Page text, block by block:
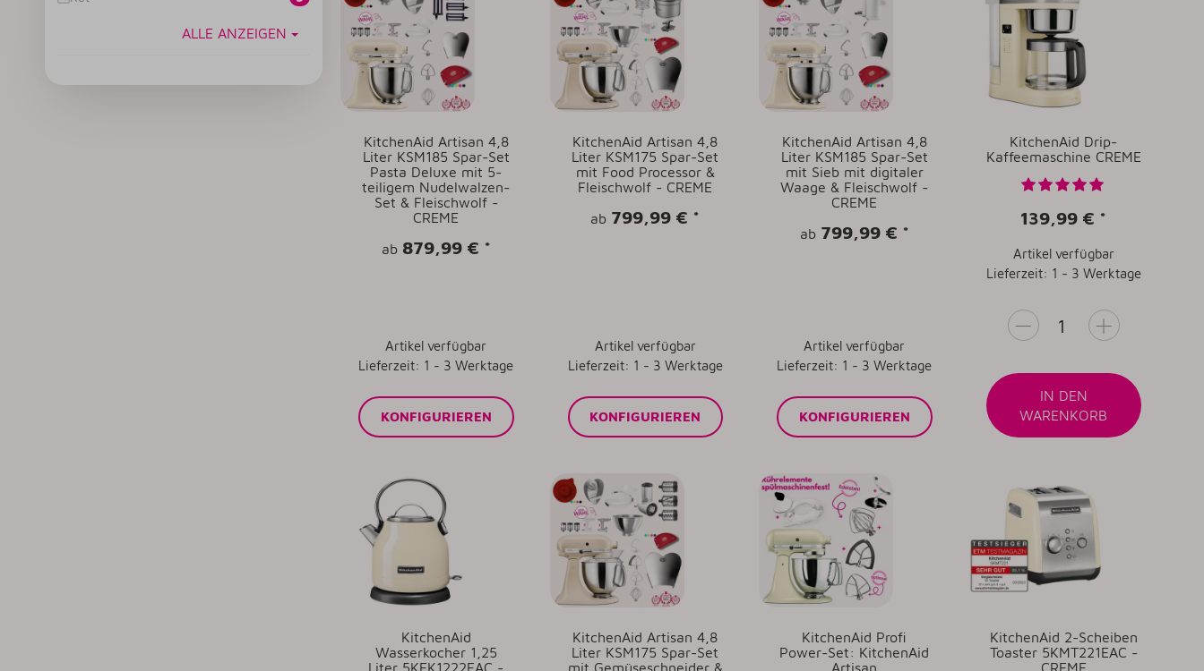
KitchenAid Artisan 4,8
Liter KSM185 Spar-Set
Pasta Deluxe mit 5-
teiligem Nudelwalzen-
Set & Fleischwolf -
CREME
ab 879,99 € *
Artikel verfügbar
Lieferzeit: 1 - 3 Werktage
KONFIGURIEREN
KitchenAid Artisan 4,8
Liter KSM175 Spar-Set
mit Food Processor &
Fleischwolf - CREME
ab 799,99 € *
Artikel verfügbar
Lieferzeit: 1 - 3 Werktage
KONFIGURIEREN
KitchenAid Artisan 4,8
Liter KSM185 Spar-Set
mit Sieb mit digitaler
Waage & Fleischwolf -
CREME
ab 799,99 € *
Artikel verfügbar
Lieferzeit: 1 - 3 Werktage
KONFIGURIEREN
KitchenAid Drip-
Kaffeemaschine CREME
139,99 € *
Artikel verfügbar
Lieferzeit: 1 - 3 Werktage
IN DEN
WARENKORB
KitchenAid
Wasserkocher 1,25
Liter 5KEK1222EAC -
KitchenAid Artisan 4,8
Liter KSM175 Spar-Set
mit Gemüseschneider &
KitchenAid Profi
Power-Set: KitchenAid
Artisan
KitchenAid 2-Scheiben
Toaster 5KMT221EAC -
CREME
ALLE ANZEIGEN